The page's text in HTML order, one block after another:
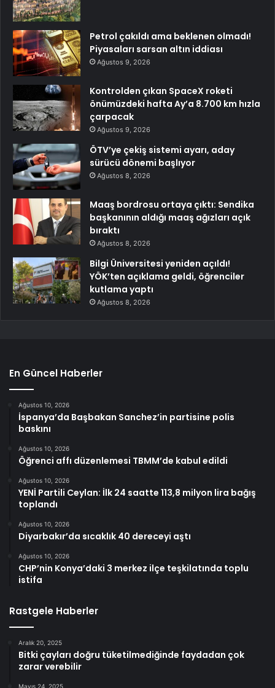
Petrol çakıldı ama beklenen olmadı!
Piyasaları sarsan altın iddiası
Ağustos 9, 2026
Kontrolden çıkan SpaceX roketi
önümüzdeki hafta Ay’a 8.700 km hızla
çarpacak
Ağustos 9, 2026
ÖTV’ye çekiş sistemi ayarı, aday
sürücü dönemi başlıyor
Ağustos 8, 2026
Maaş bordrosu ortaya çıktı: Sendika
başkanının aldığı maaş ağızları açık
bıraktı
Ağustos 8, 2026
Bilgi Üniversitesi yeniden açıldı!
YÖK’ten açıklama geldi, öğrenciler
kutlama yaptı
Ağustos 8, 2026
En Güncel Haberler
Ağustos 10, 2026
İspanya’da Başbakan Sanchez’in partisine polis
baskını
Ağustos 10, 2026
Öğrenci affı düzenlemesi TBMM’de kabul edildi
Ağustos 10, 2026
YENİ Partili Ceylan: İlk 24 saatte 113,8 milyon lira bağış
toplandı
Ağustos 10, 2026
Diyarbakır’da sıcaklık 40 dereceyi aştı
Ağustos 10, 2026
CHP’nin Konya’daki 3 merkez ilçe teşkilatında toplu
istifa
Rastgele Haberler
Aralık 20, 2025
Bitki çayları doğru tüketilmediğinde faydadan çok
zarar verebilir
Mayıs 24, 2025